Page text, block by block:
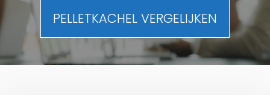
PELLETKACHEL VERGELIJKEN